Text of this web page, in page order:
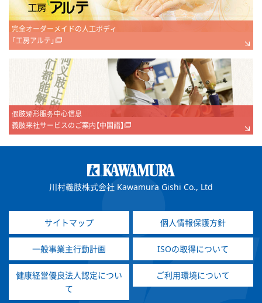
完全オーダーメイドの人工ボディ
「工房アルテ」
假肢矫形服务中心信息
義肢来社サービスのご案内【中国語】
川村義肢株式会社 Kawamura Gishi Co., Ltd
サイトマップ 個人情報保護方針
一般事業主行動計画 ISOの取得について
健康経営優良法人認定につい
て
ご利用環境について